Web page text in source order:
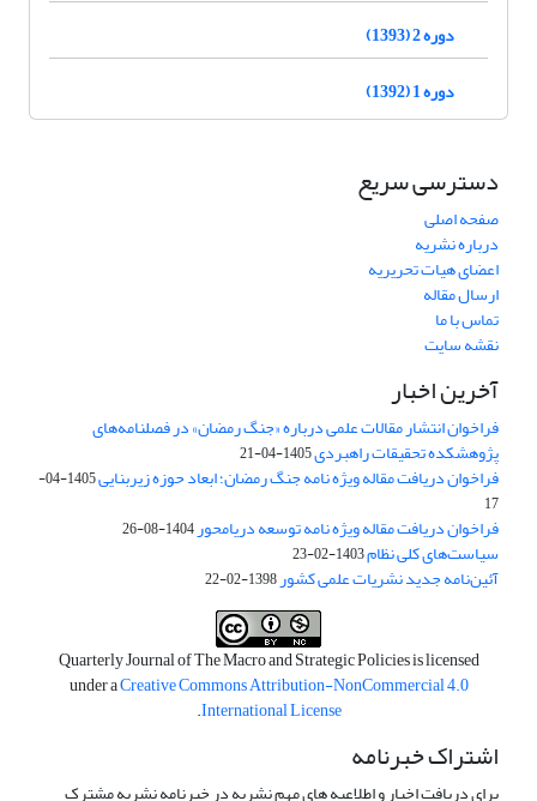
دوره 2 (1393)
دوره 1 (1392)
دسترسی سریع
صفحه اصلی
درباره نشریه
اعضای هیات تحریریه
ارسال مقاله
تماس با ما
نقشه سایت
آخرین اخبار
فراخوان انتشار مقالات علمی درباره «جنگ رمضان» در فصلنامه‌های
پژوهشکده تحقیقات راهبردی1405-04-21
فراخوان دریافت مقاله ویژه نامه جنگ رمضان؛ ابعاد حوزه زیربنایی
1405-04-
17
فراخوان دریافت مقاله ویژه نامه توسعه دریامحور1404-08-26
سیاست‌های کلی نظام1403-02-23
آئین‌نامه جدید نشریات علمی کشور1398-02-22
Quarterly Journal of The Macro and Strategic Policies is licensed
under aCreative Commons Attribution-NonCommercial 4.0
International License
.
اشتراک خبرنامه
برای دریافت اخبار و اطلاعیه های مهم نشریه در خبرنامه نشریه مشترک